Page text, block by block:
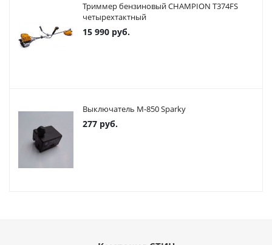
Триммер бензиновый CHAMPION T374FS
четырехтактный
15 990 руб.
Выключатель М-850 Sparky
277 руб.